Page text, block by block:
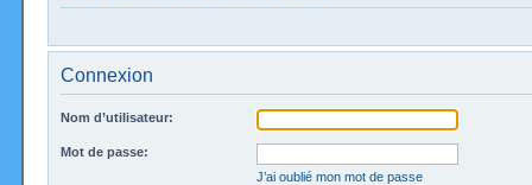
Connexion
Nom d’utilisateur:
Mot de passe:
J’ai oublié mon mot de passe